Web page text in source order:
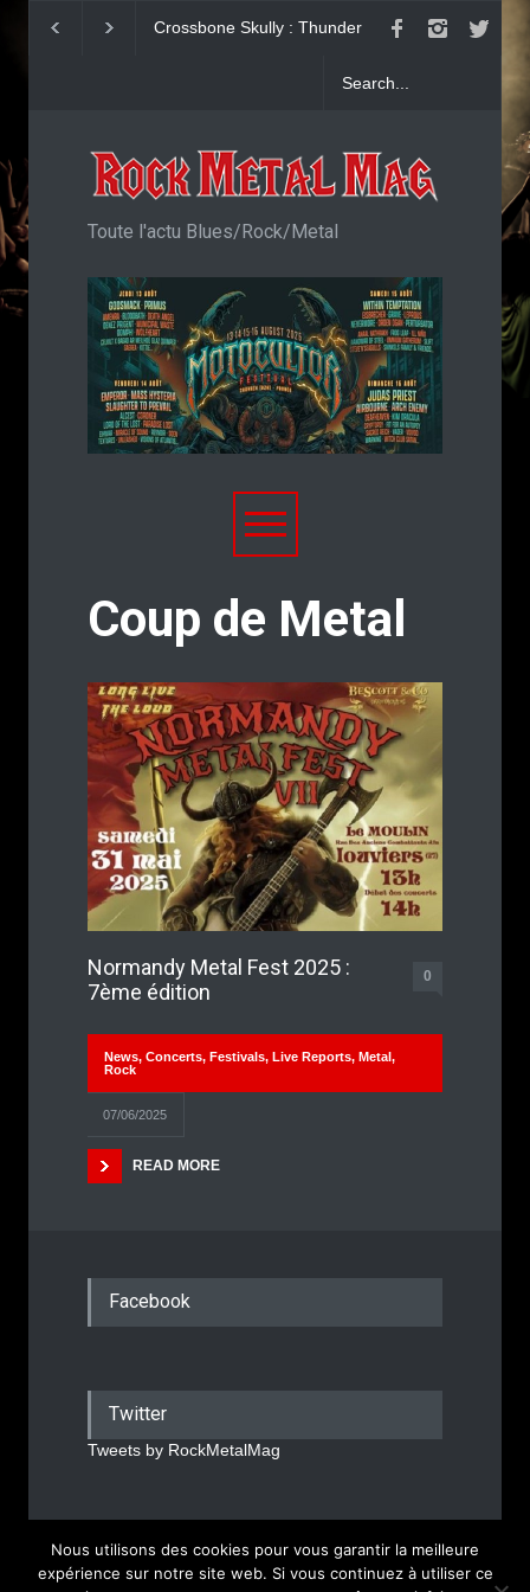
Crossbone Skully : Thunder
Dead Poet
Cold
Toute l'actu Blues/Rock/Metal
Coup de Metal
Normandy Metal Fest 2025 :
7ème édition
0
News, Concerts, Festivals, Live Reports, Metal,
Rock
07/06/2025
READ MORE
Facebook
Twitter
Tweets by RockMetalMag
Rock Metal Mag © 2026
Nous utilisons des cookies pour vous garantir la meilleure
expérience sur notre site web. Si vous continuez à utiliser ce